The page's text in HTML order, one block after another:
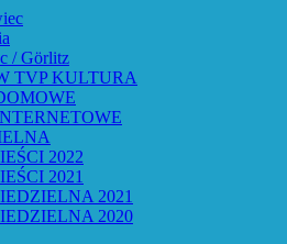
/ Görlitz
TVP KULTURA
2022
2021
2021
2020